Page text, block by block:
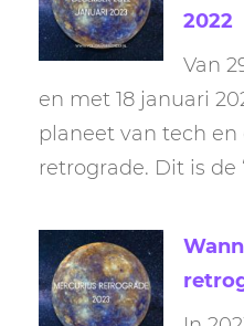
2022
Van
en met 18 januari
planeet van tech
retrograde. Dit is de